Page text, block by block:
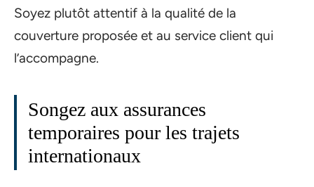
Soyez plutôt attentif à la qualité de la
couverture proposée et au service client qui
l’accompagne.
Songez aux assurances
temporaires pour les trajets
internationaux